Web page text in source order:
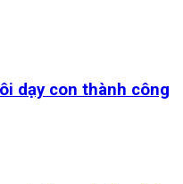
dạy con thành công